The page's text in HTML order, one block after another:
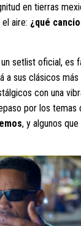
en tierras
aire: ¿qué
setlist oficial, es
a sus clásicos
con una
por los temas
, y algunos que